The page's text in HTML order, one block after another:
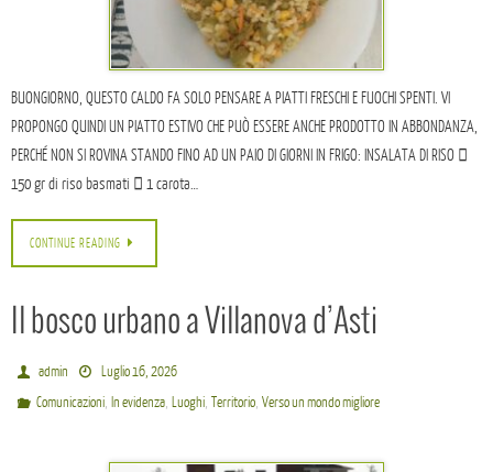
BUONGIORNO, QUESTO CALDO FA SOLO PENSARE A PIATTI FRESCHI E FUOCHI SPENTI. VI
PROPONGO QUINDI UN PIATTO ESTIVO CHE PUÒ ESSERE ANCHE PRODOTTO IN ABBONDANZA,
PERCHÉ NON SI ROVINA STANDO FINO AD UN PAIO DI GIORNI IN FRIGO: INSALATA DI RISO 
150 gr di riso basmati  1 carota…
CONTINUE READING
Il bosco urbano a Villanova d’Asti
admin
Luglio 16, 2026
Comunicazioni,In evidenza,Luoghi,Territorio,Verso un mondo migliore